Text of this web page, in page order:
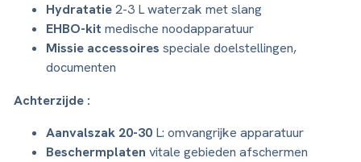
Hydratatie2-3 L waterzak met slang
EHBO-kit medische noodapparatuur
Missie accessoires speciale doelstellingen,
documenten
Achterzijde :
Aanvalszak 20-30 L: omvangrijke apparatuur
Beschermplaten vitale gebieden afschermen